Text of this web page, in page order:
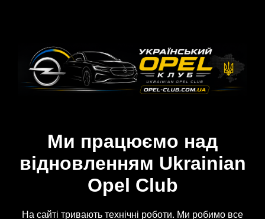
Ми працюємо над
відновленням Ukrainian
Opel Club
На сайті тривають технічні роботи. Ми робимо все